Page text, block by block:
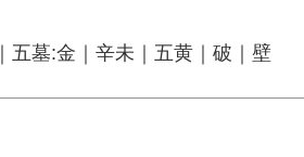
｜五墓:金｜辛未｜五黄｜破｜壁